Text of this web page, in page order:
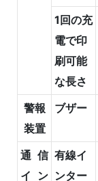
1回の充
電で印
刷可能
な長さ
警報
装置
ブザー
通信
イン
有線イ
ンター